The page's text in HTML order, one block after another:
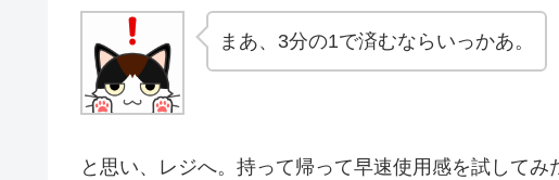
まあ、3分の1で済むならいっかあ。
と思い、レジへ。持って帰って早速使用感を試してみ